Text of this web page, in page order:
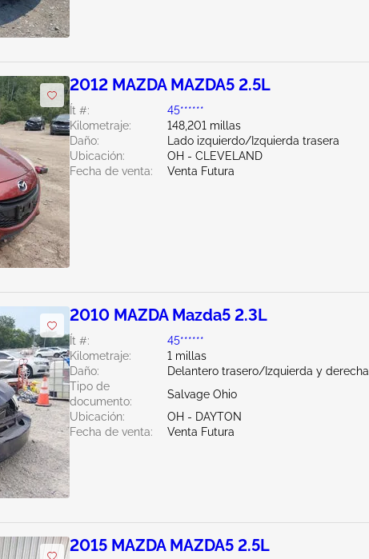
2012 MAZDA MAZDA5 2.5L
Ít #:
45******
Kilometraje:
148,201 millas
Daño:
Lado izquierdo/Izquierda trasera
Ubicación:
OH - CLEVELAND
Fecha de venta:
Venta Futura
2010 MAZDA Mazda5 2.3L
Ít #:
45******
Kilometraje:
1 millas
Daño:
Delantero trasero/Izquierda y derecha
Tipo de
documento:
Salvage Ohio
Ubicación:
OH - DAYTON
Fecha de venta:
Venta Futura
2015 MAZDA MAZDA5 2.5L